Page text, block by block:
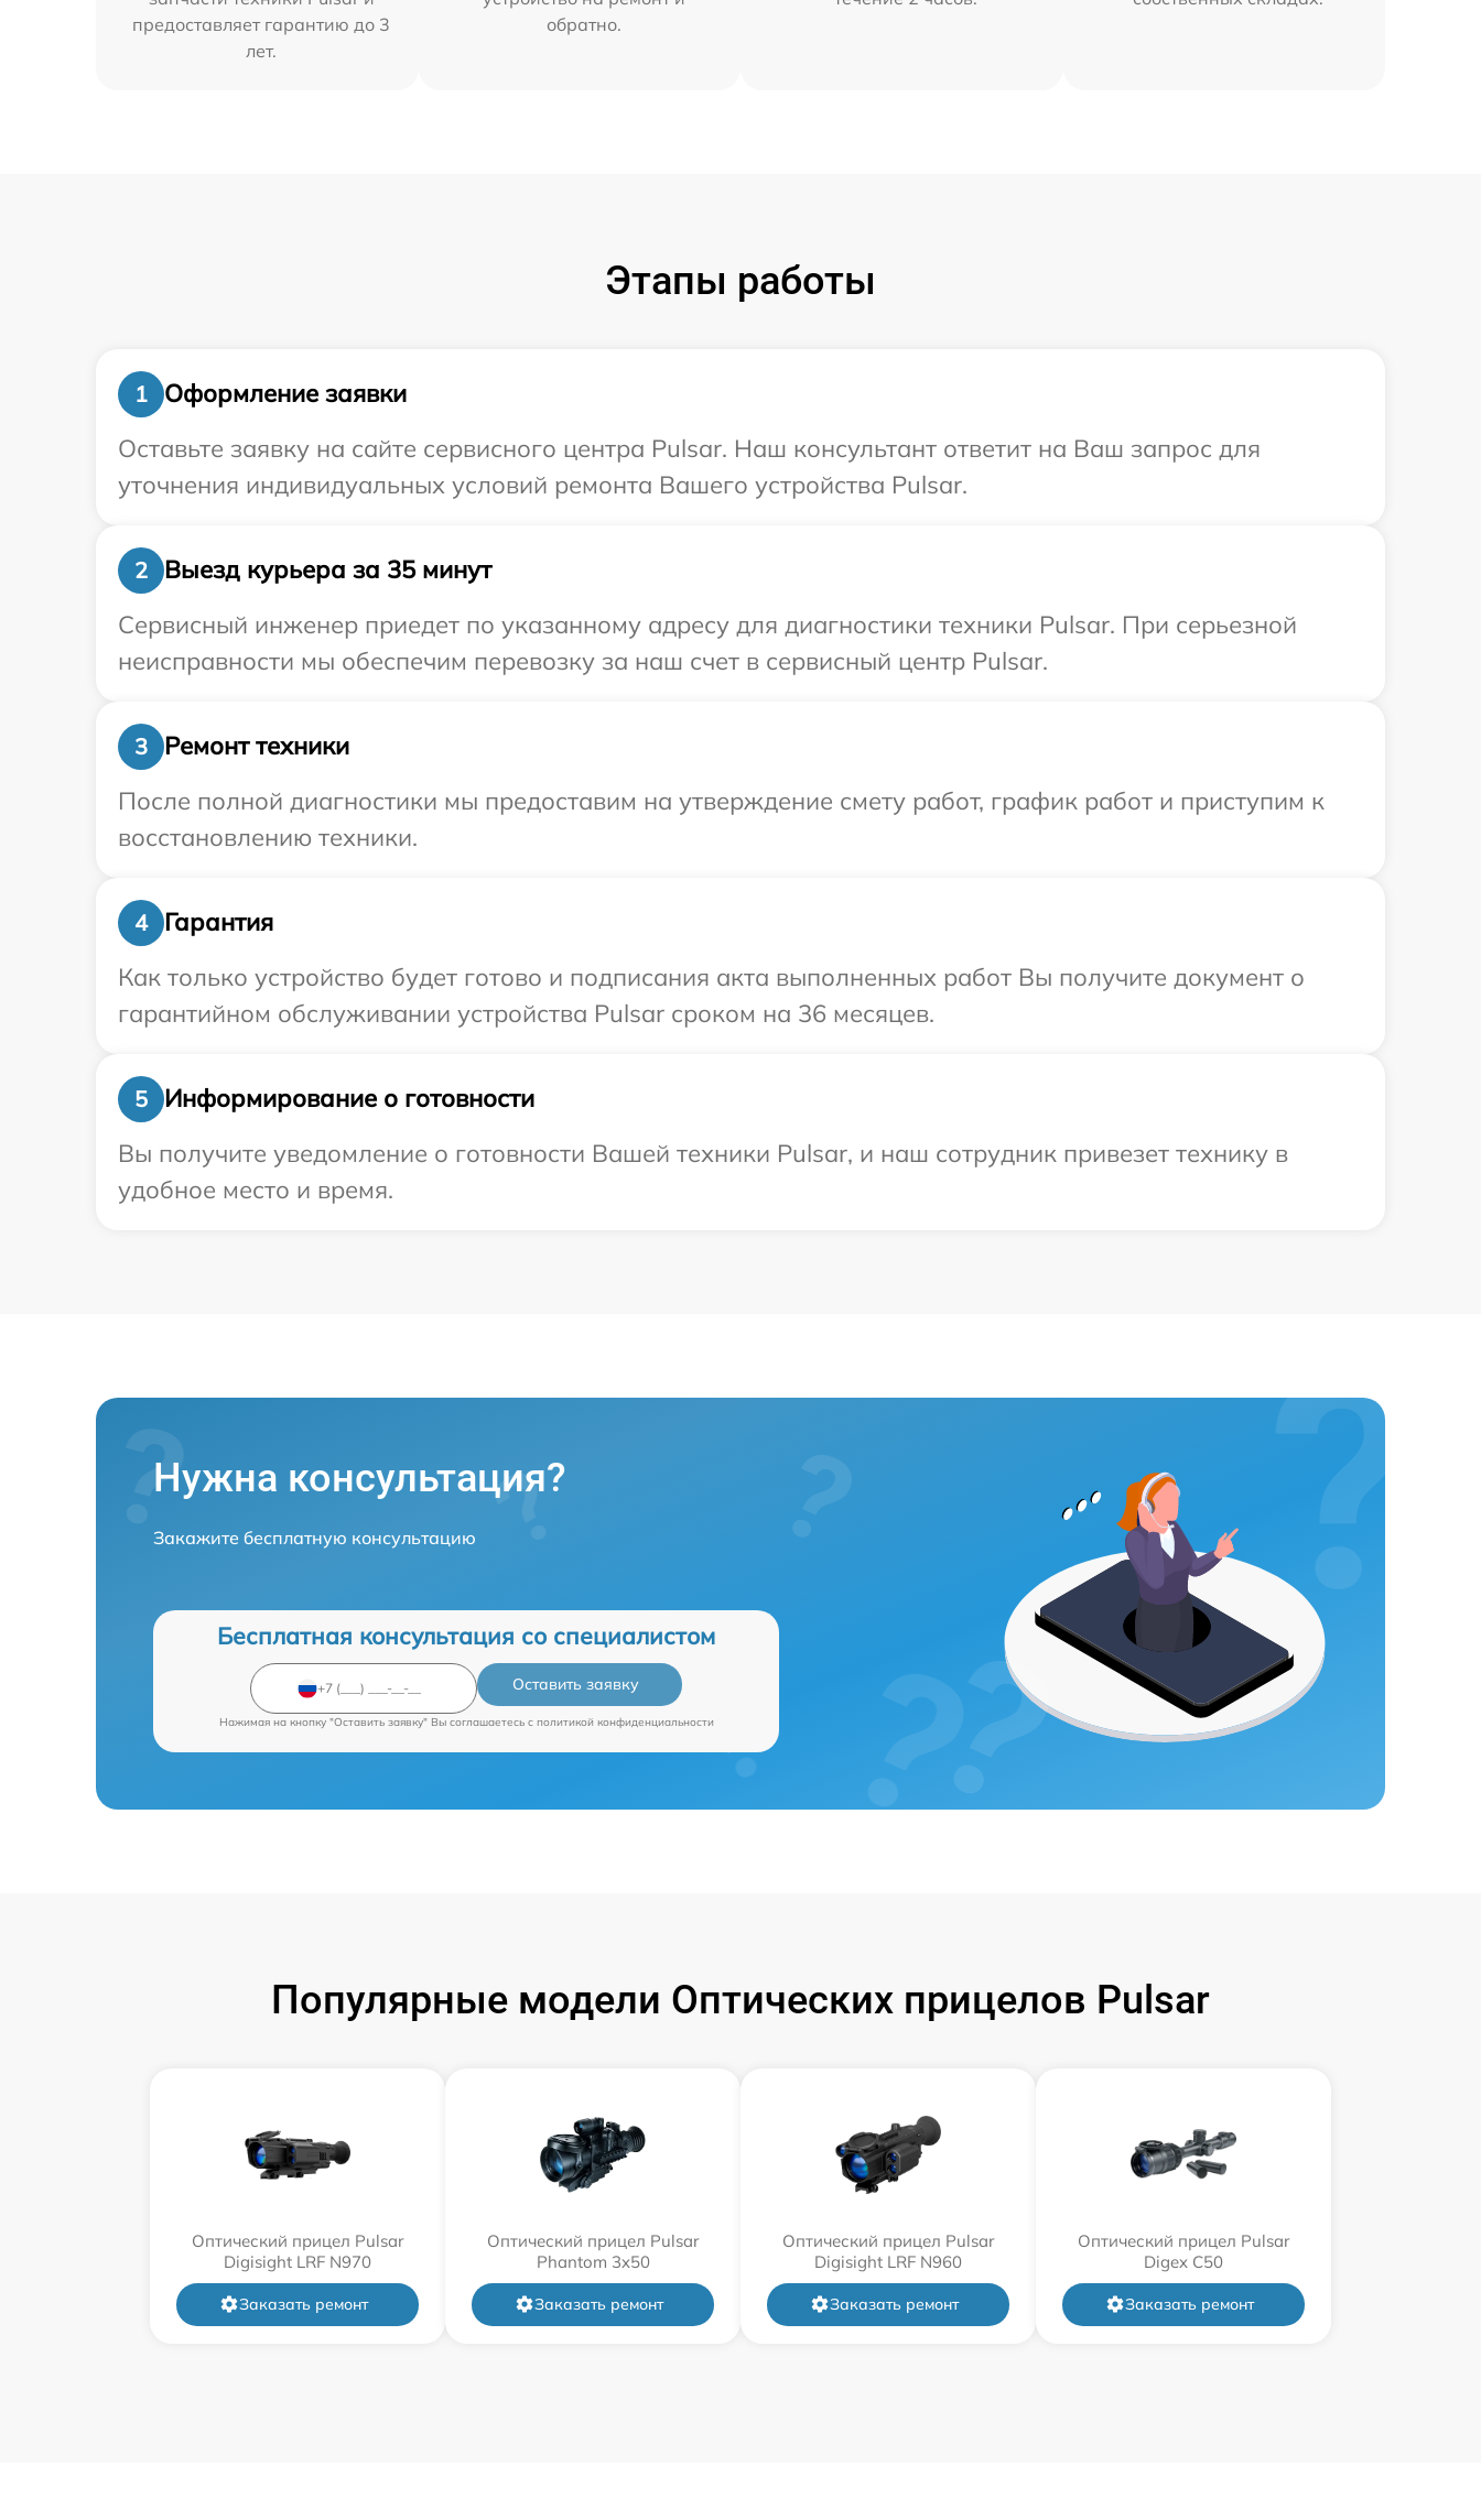
предоставляет гарантию до 3
лет.
обратно.
Этапы работы
1
Оформление заявки
Оставьте заявку на сайте сервисного центра Pulsar. Наш консультант ответит на Ваш запрос для
уточнения индивидуальных условий ремонта Вашего устройства Pulsar.
2
Выезд курьера за 35 минут
Сервисный инженер приедет по указанному адресу для диагностики техники Pulsar. При серьезной
неисправности мы обеспечим перевозку за наш счет в сервисный центр Pulsar.
3
Ремонт техники
После полной диагностики мы предоставим на утверждение смету работ, график работ и приступим к
восстановлению техники.
4
Гарантия
Как только устройство будет готово и подписания акта выполненных работ Вы получите документ о
гарантийном обслуживании устройства Pulsar сроком на 36 месяцев.
5
Информирование о готовности
Вы получите уведомление о готовности Вашей техники Pulsar, и наш сотрудник привезет технику в
удобное место и время.
Нужна консультация?
Закажите бесплатную консультацию
Бесплатная консультация со специалистом
Оставить заявку
Нажимая на кнопку "Оставить заявку" Вы соглашаетесь c политикой конфиденциальности
Популярные модели Оптических прицелов Pulsar
Оптический прицел Pulsar
Digisight LRF N970
Заказать ремонт
Оптический прицел Pulsar
Phantom 3x50
Заказать ремонт
Оптический прицел Pulsar
Digisight LRF N960
Заказать ремонт
Оптический прицел Pulsar
Digex C50
Заказать ремонт